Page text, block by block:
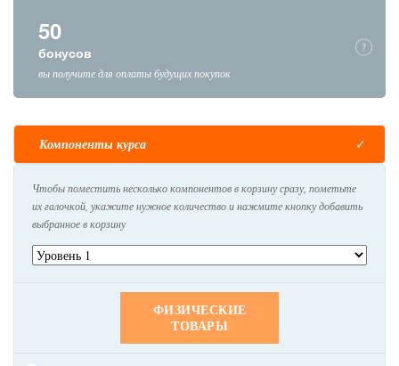
50
бонусов
вы получите для оплаты будущих покупок
Компоненты курса
Чтобы поместить несколько компонентов в корзину сразу, пометьте
их галочкой, укажите нужное количество и нажмите кнопку добавить
выбранное в корзину
ФИЗИЧЕСКИЕ
ТОВАРЫ